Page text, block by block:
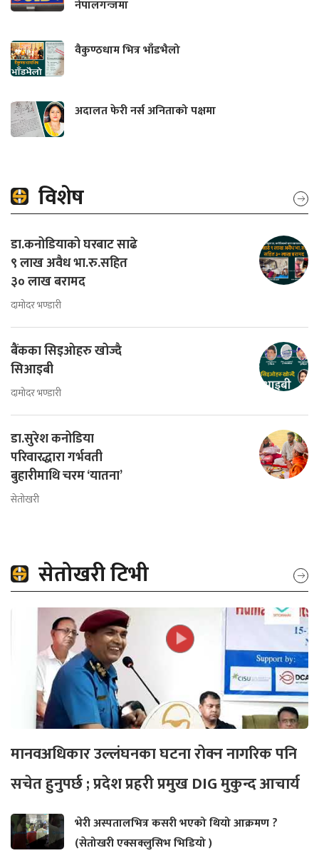
नेपालगन्जमा
वैकुण्ठधाम भित्र भाँडभैलो
अदालत फेरी नर्स अनिताको पक्षमा
विशेष
डा.कनोडियाको घरबाट साढे
९ लाख अवैध भा.रु.सहित
३० लाख बरामद
दामोदर भण्डारी
बैंकका सिइओहरु खोज्दै
सिआइबी
दामोदर भण्डारी
डा.सुरेश कनोडिया
परिवारद्धारा गर्भवती
बुहारीमाथि चरम ‘यातना’
सेतोखरी
सेतोखरी टिभी
मानवअधिकार उल्लंघनका घटना रोक्न नागरिक पनि
सचेत हुनुपर्छ ; प्रदेश प्रहरी प्रमुख DIG मुकुन्द आचार्य
भेरी अस्पतालभित्र कसरी भएको थियो आक्रमण ?
(सेतोखरी एक्सक्लुसिभ भिडियो )